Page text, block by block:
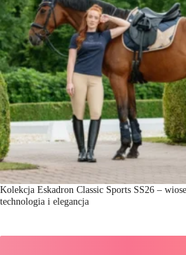
Kolekcja Eskadron Classic Sports SS26 –
technologia i elegancja